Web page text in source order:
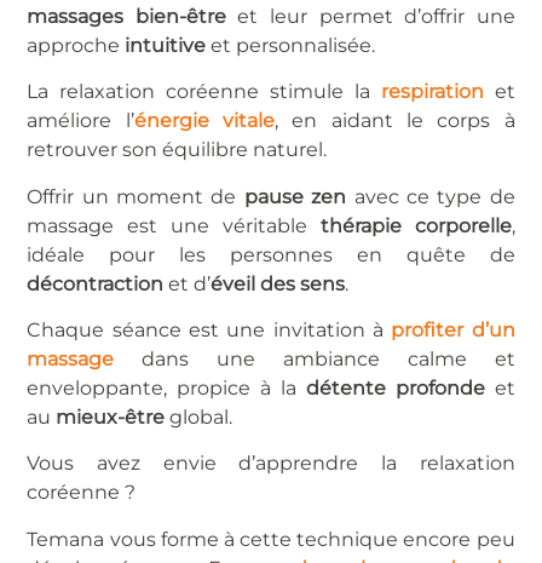
massages bien-êtreet leur permet d’offrir une
approche intuitive et personnalisée.
La relaxation coréenne stimule la respiration et
améliore l’énergie vitale, en aidant le corps à
retrouver son équilibre naturel.
Offrir un moment de pause zen avec ce type de
massage est une véritable thérapie corporelle,
idéale pour les personnes en quête de
décontraction et d’éveil des sens.
Chaque séance est une invitation à profiter d’un
massage dans une ambiance calme et
enveloppante, propice à la détente profondeet
au mieux-être global.
Vous avez envie d’apprendre la relaxation
coréenne ?
Temana vous forme à cette technique encore peu